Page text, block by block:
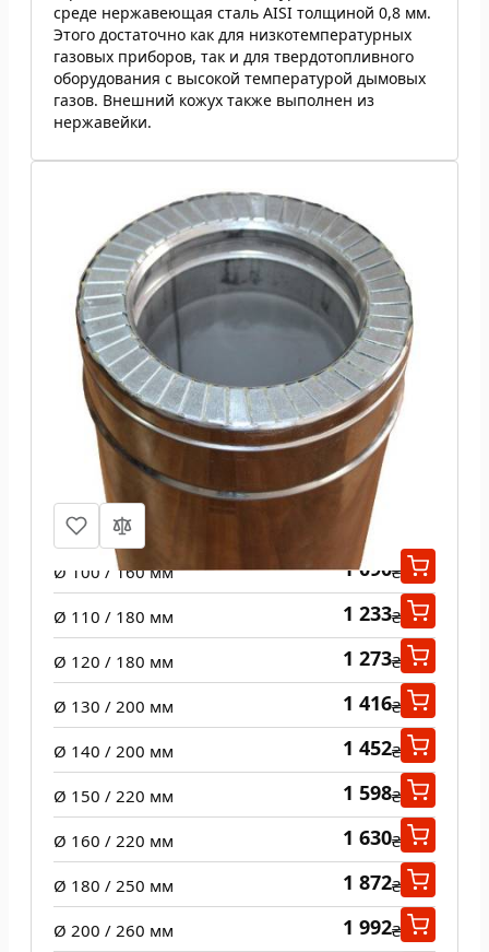
среде нержавеющая сталь AISI толщиной 0,8 мм.
Этого достаточно как для низкотемпературных
газовых приборов, так и для твердотопливного
оборудования с высокой температурой дымовых
газов. Внешний кожух также выполнен из
нержавейки.
Труба из нержавеющей стали 1 м н/
н 1 мм
Ø 100 / 160 мм 1 090₴
Ø 110 / 180 мм 1 233₴
Ø 120 / 180 мм 1 273₴
Ø 130 / 200 мм 1 416₴
Ø 140 / 200 мм 1 452₴
Ø 150 / 220 мм 1 598₴
Ø 160 / 220 мм 1 630₴
Ø 180 / 250 мм 1 872₴
Ø 200 / 260 мм 1 992₴